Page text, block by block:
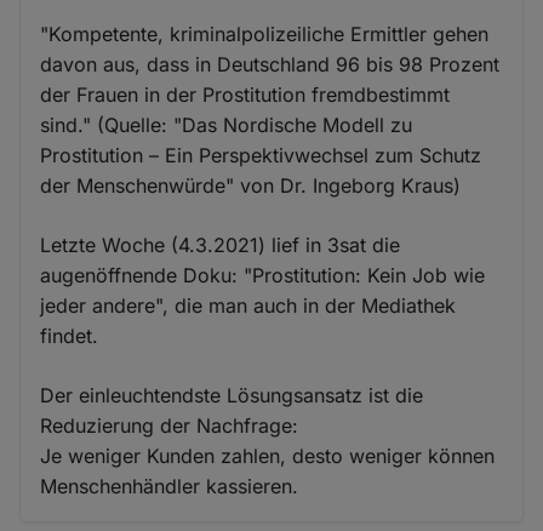
"Kompetente, kriminalpolizeiliche Ermittler gehen
davon aus, dass in Deutschland 96 bis 98 Prozent
der Frauen in der Prostitution fremdbestimmt
sind." (Quelle: "Das Nordische Modell zu
Prostitution – Ein Perspektivwechsel zum Schutz
der Menschenwürde" von Dr. Ingeborg Kraus)
Letzte Woche (4.3.2021) lief in 3sat die
augenöffnende Doku: "Prostitution: Kein Job wie
jeder andere", die man auch in der Mediathek
findet.
Der einleuchtendste Lösungsansatz ist die
Reduzierung der Nachfrage:
Je weniger Kunden zahlen, desto weniger können
Menschenhändler kassieren.